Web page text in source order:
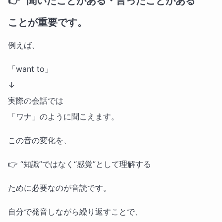
ことが重要です。
例えば、
「want to」
↓
実際の会話では
「ワナ」のように聞こえます。
この音の変化を、
👉 “知識”ではなく“感覚”として理解する
ために必要なのが音読です。
自分で発音しながら繰り返すことで、